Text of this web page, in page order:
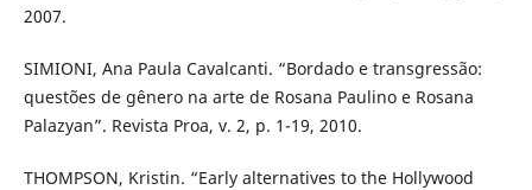
2007.
SIMIONI, Ana Paula Cavalcanti. “Bordado e transgressão:
questões de gênero na arte de Rosana Paulino e Rosana
Palazyan”. Revista Proa, v. 2, p. 1-19, 2010.
THOMPSON, Kristin. “Early alternatives to the Hollywood